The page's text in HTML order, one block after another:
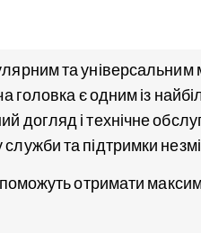
та універсальним
головка є одним із
догляд і технічне
та підтримки
отримати